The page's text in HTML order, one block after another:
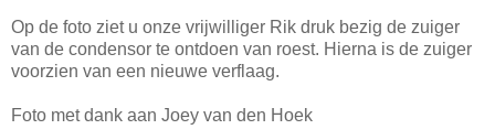
Op de foto ziet u onze vrijwilliger Rik druk bezig de zuiger
van de condensor te ontdoen van roest. Hierna is de zuiger
voorzien van een nieuwe verflaag.
Foto met dank aan Joey van den Hoek